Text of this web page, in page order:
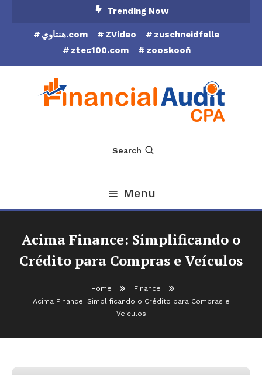
Trending Now
هنتاوي.com ZVideo
zuschneidfelle
ztec100.com
zooskooñ
Financial Audit CPA
Search
Menu
Acima Finance: Simplificando o
Crédito para Compras e Veículos
Home
Finance
Acima Finance: Simplificando o Crédito para Compras e
Veículos